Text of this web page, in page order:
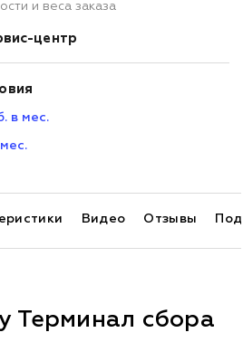
и веса заказа
центр
в мес.
Видео Отзывы
Терминал сбора